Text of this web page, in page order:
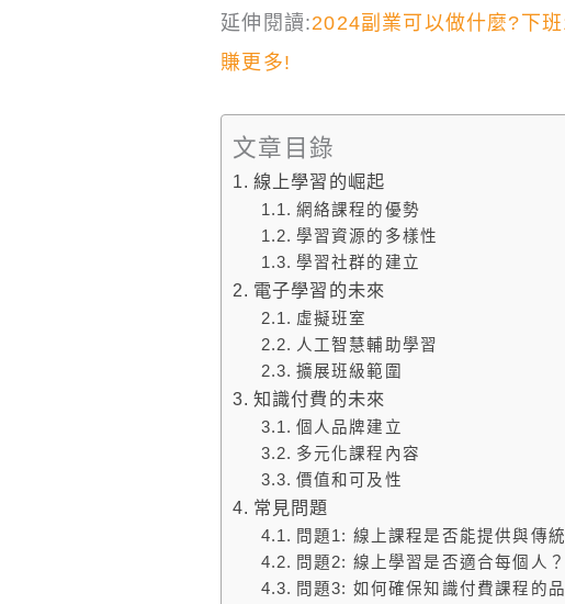
延伸閱讀:2024副業可以做什麼?下
賺更多!
文章目錄
線上學習的崛起
網絡課程的優勢
學習資源的多樣性
學習社群的建立
電子學習的未來
虛擬班室
人工智慧輔助學習
擴展班級範圍
知識付費的未來
個人品牌建立
多元化課程內容
價值和可及性
常見問題
問題1: 線上課程是否能提供與傳
問題2: 線上學習是否適合每個人？
問題3: 如何確保知識付費課程的品